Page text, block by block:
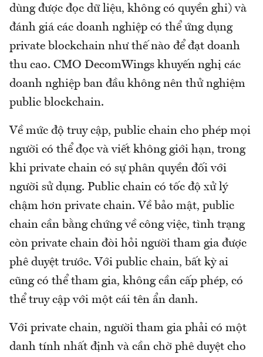
dùng được đọc dữ liệu, không có quyền ghi) và
đánh giá các doanh nghiệp có thể ứng dụng
private blockchain như thế nào để đạt doanh
thu cao. CMO DecomWings khuyến nghị các
doanh nghiệp ban đầu không nên thử nghiệm
public blockchain.
Về mức độ truy cập, public chain cho phép mọi
người có thể đọc và viết không giới hạn, trong
khi private chain có sự phân quyền đối với
người sử dụng. Public chain có tốc độ xử lý
chậm hơn private chain. Về bảo mật, public
chain cần bằng chứng về công việc, tình trạng
còn private chain đòi hỏi người tham gia được
phê duyệt trước. Với public chain, bất kỳ ai
cũng có thể tham gia, không cần cấp phép, có
thể truy cập với một cái tên ẩn danh.
Với private chain, người tham gia phải có một
danh tính nhất định và cần chờ phê duyệt cho